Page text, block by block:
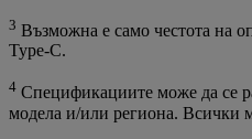
3 Възможна е само честота на
Type-C.
4 Спецификациите може да се
модела и/или региона. Всички